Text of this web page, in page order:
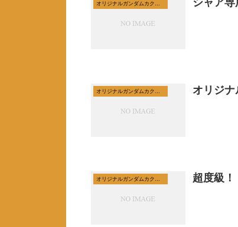
シャア専
オリジ
超度級